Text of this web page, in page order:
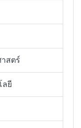
สตร์
ลยี